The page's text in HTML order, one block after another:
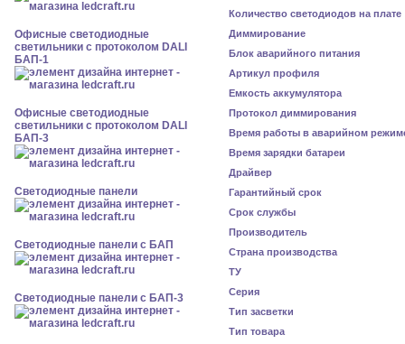
Офисные светодиодные
светильники с протоколом DALI
БАП-1
Офисные светодиодные
светильники с протоколом DALI
БАП-3
Cветодиодные панели
Cветодиодные панели с БАП
Cветодиодные панели с БАП-3
Количество светодиодов на плате
Диммирование
Блок аварийного питания
Артикул профиля
Емкость аккумулятора
Протокол диммирования
Время работы в аварийном
Время зарядки батареи
Драйвер
Гарантийный срок
Срок службы
Производитель
Страна производства
ТУ
Серия
Тип засветки
Тип товара